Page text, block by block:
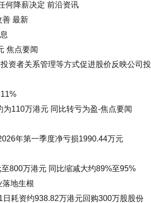
何降薪决定 前沿资讯
善 最新
焦点要闻
资者关系管理等方式促进股价反映公司投
110万港元 同比转亏为盈-焦点要闻
年第一季度净亏损1990.44万元
800万港元 同比缩减大约89%至95%
落地生根
耗资约938.82万港元回购300万股股份